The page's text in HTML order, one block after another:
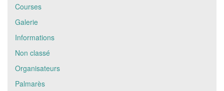
Courses
Galerie
Informations
Non classé
Organisateurs
Palmarès